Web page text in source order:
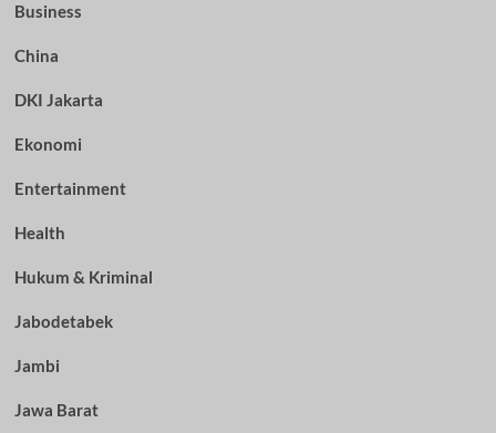
Business
China
DKI Jakarta
Ekonomi
Entertainment
Health
Hukum & Kriminal
Jabodetabek
Jambi
Jawa Barat